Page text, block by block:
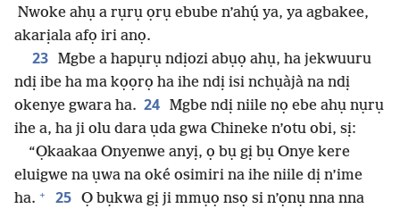
Nwoke ahụ a rụrụ ọrụ ebube n’ahụ́ ya, ya agbakee,
akarịala afọ iri anọ.
23 Mgbe a hapụrụ ndịozi abụọ ahụ, ha jekwuuru
ndị ibe ha ma kọọrọ ha ihe ndị isi nchụàjà na ndị
okenye gwara ha. 24 Mgbe ndị niile nọ ebe ahụ nụrụ
ihe a, ha ji olu dara ụda gwa Chineke n’otu obi, sị:
“Ọkaakaa Onyenwe anyị, ọ bụ gị bụ Onye kere
eluigwe na ụwa na oké osimiri na ihe niile dị n’ime
ha. + 25 Ọ bụkwa gị ji mmụọ nsọ si n’ọnụ nna nna